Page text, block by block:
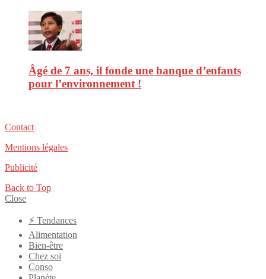
Âgé de 7 ans, il fonde une banque d’enfants
pour l’environnement !
Contact
Mentions légales
Publicité
Back to Top
Close
⚡️ Tendances
Alimentation
Bien-être
Chez soi
Conso